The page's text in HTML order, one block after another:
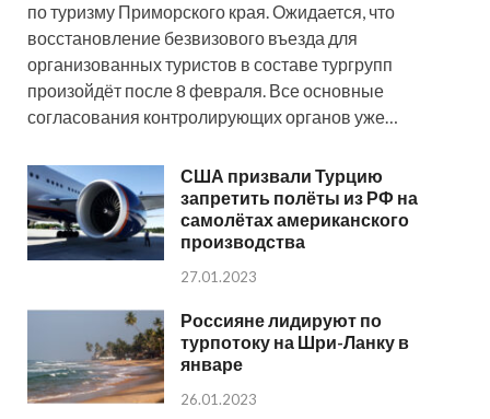
по туризму Приморского края. Ожидается, что
восстановление безвизового въезда для
организованных туристов в составе тургрупп
произойдёт после 8 февраля. Все основные
согласования контролирующих органов уже…
США призвали Турцию
запретить полёты из РФ на
самолётах американского
производства
27.01.2023
Россияне лидируют по
турпотоку на Шри-Ланку в
январе
26.01.2023